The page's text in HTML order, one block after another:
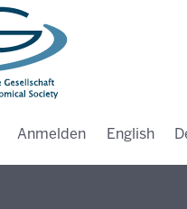
Anmelden English